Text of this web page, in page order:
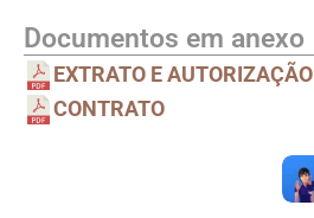
Documentos em anexo
EXTRATO E AUTORIZAÇÃO
CONTRATO